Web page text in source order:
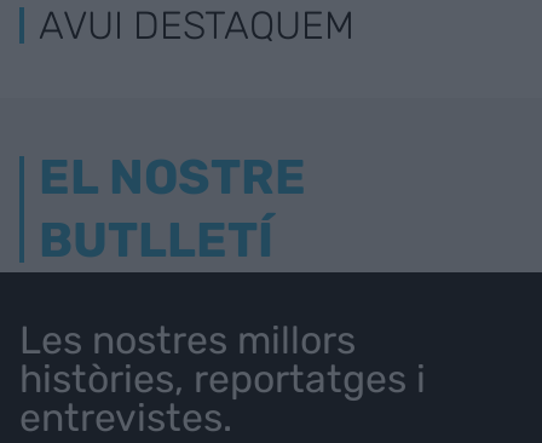
AVUI DESTAQUEM
EL NOSTRE
BUTLLETÍ
Les nostres millors
històries, reportatges i
entrevistes.